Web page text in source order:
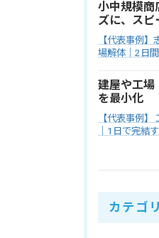
小中規模商
ズに、スピ
【代表事例
場解体｜2日
建屋や工場
を最小化
【代表事例
｜1日で完結
カテゴ